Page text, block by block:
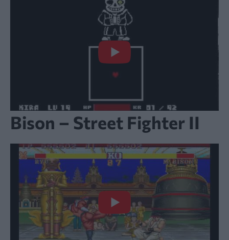
Bison – Street Fighter II